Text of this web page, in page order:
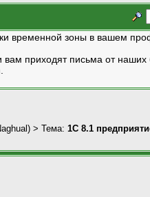
временной зоны в вашем
приходят письма от
) > Тема: 1C 8.1